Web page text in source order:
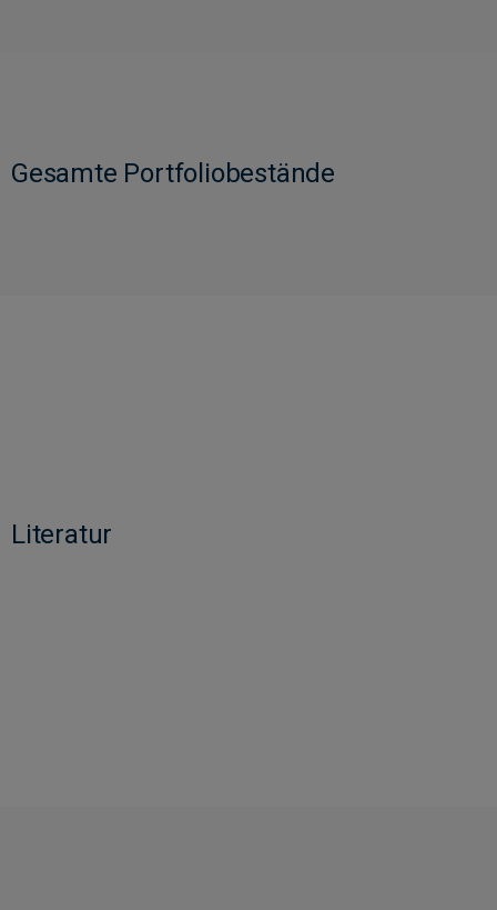
Gesamte Portfoliobestände
Literatur